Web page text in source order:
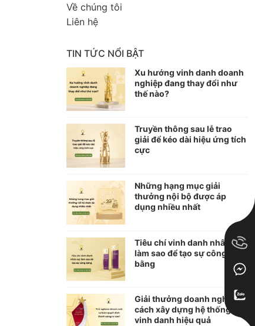
Về chúng tôi
Liên hệ
TIN TỨC NỔI BẬT
Xu hướng vinh danh doanh
nghiệp đang thay đổi như
thế nào?
Truyền thông sau lễ trao
giải để kéo dài hiệu ứng tích
cực
Những hạng mục giải
thưởng nội bộ được áp
dụng nhiều nhất
Tiêu chí vinh danh nhân sự:
làm sao để tạo sự công
bằng
Giải thưởng doanh nghiệp:
cách xây dựng hệ thống
vinh danh hiệu quả